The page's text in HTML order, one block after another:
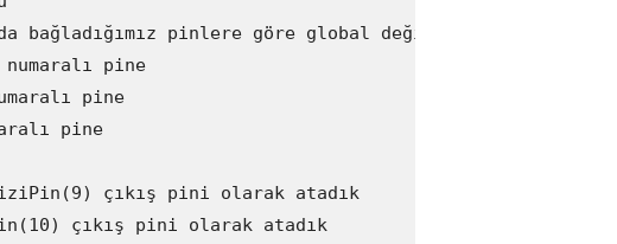
bağladığımız pinlere göre global değişken olarak atadık.
pine
pine
pine
çıkış pini olarak atadık
çıkış pini olarak atadık